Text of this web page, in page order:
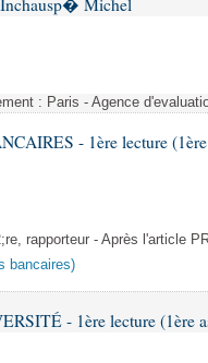
Inchausp� Michel
: Paris - Agence
- 1ère lecture
rapporteur - Après l'article
bancaires)
- 1ère lecture (1ère